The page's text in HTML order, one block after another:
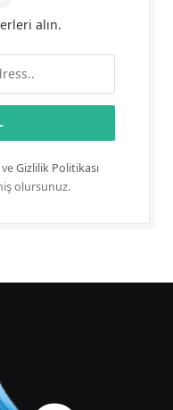
alın.
Gizlilik Politikası
olursunuz.